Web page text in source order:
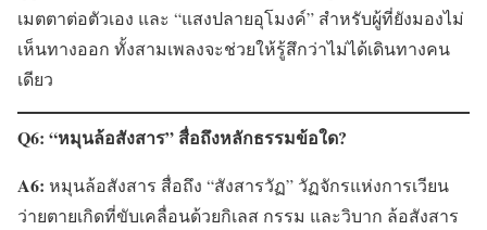
เมตตาต่อตัวเอง และ “แสงปลายอุโมงค์” สำหรับผู้ที่ยังมองไม่
เห็นทางออก ทั้งสามเพลงจะช่วยให้รู้สึกว่าไม่ได้เดินทางคน
เดียว
Q6: “หมุนล้อสังสาร” สื่อถึงหลักธรรมข้อใด?
A6: หมุนล้อสังสาร สื่อถึง “สังสารวัฏ” วัฏจักรแห่งการเวียน
ว่ายตายเกิดที่ขับเคลื่อนด้วยกิเลส กรรม และวิบาก ล้อสังสาร